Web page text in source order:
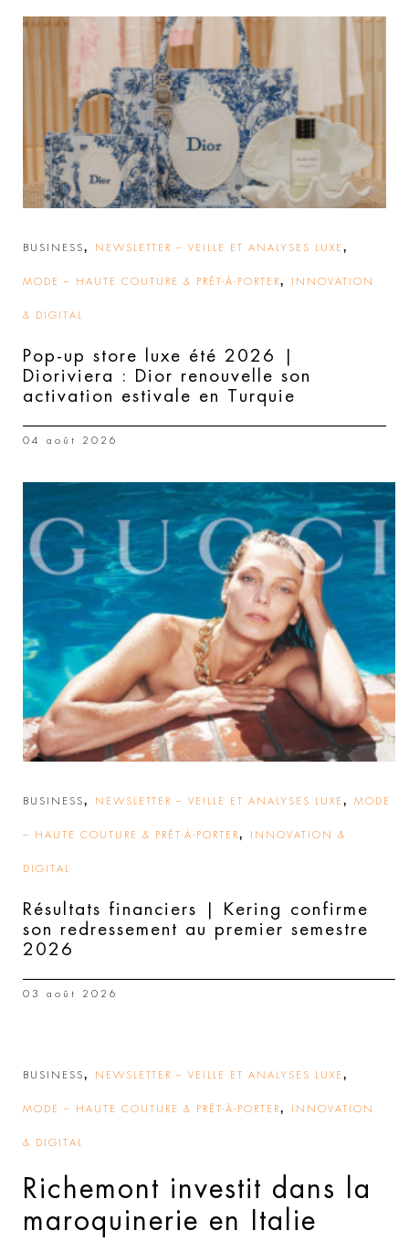
BUSINESS, NEWSLETTER – VEILLE ET ANALYSES LUXE ,
MODE – HAUTE COUTURE & PRÊT-À-PORTER, INNOVATION
& DIGITAL
Pop-up store luxe été 2026 |
Dioriviera : Dior renouvelle son
activation estivale en Turquie
04 août 2026
BUSINESS, NEWSLETTER – VEILLE ET ANALYSES LUXE , MODE
– HAUTE COUTURE & PRÊT-À-PORTER, INNOVATION &
DIGITAL
Résultats financiers | Kering confirme
son redressement au premier semestre
2026
03 août 2026
BUSINESS, NEWSLETTER – VEILLE ET ANALYSES LUXE ,
MODE – HAUTE COUTURE & PRÊT-À-PORTER, INNOVATION
& DIGITAL
Richemont investit dans la
maroquinerie en Italie